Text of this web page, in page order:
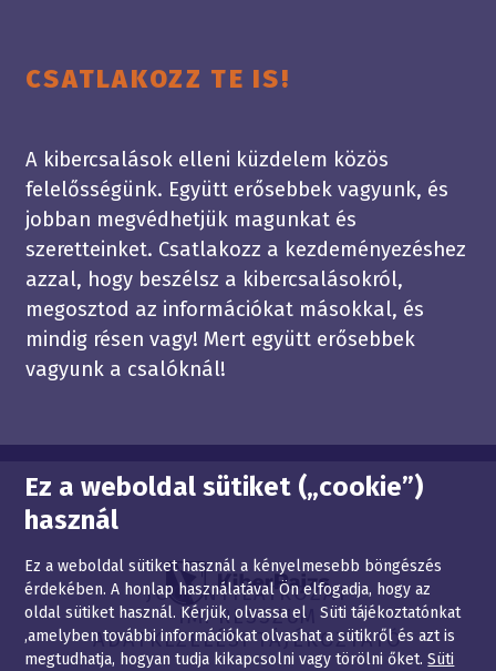
CSATLAKOZZ TE IS!
A kibercsalások elleni küzdelem közös
felelősségünk. Együtt erősebbek vagyunk, és
jobban megvédhetjük magunkat és
szeretteinket. Csatlakozz a kezdeményezéshez
azzal, hogy beszélsz a kibercsalásokról,
megosztod az információkat másokkal, és
mindig résen vagy! Mert együtt erősebbek
vagyunk a csalóknál!
JOGI NYILATKOZAT
IMPRESSZUM
ADATKEZELÉSI TÁJÉKOZTATÓ
Ez a weboldal sütiket („cookie”)
használ
Ez a weboldal sütiket használ a kényelmesebb böngészés
érdekében. A honlap használatával Ön elfogadja, hogy az
oldal sütiket használ. Kérjük, olvassa el Süti tájékoztatónkat
,amelyben további információkat olvashat a sütikről és azt is
megtudhatja, hogyan tudja kikapcsolni vagy törölni őket.Süti